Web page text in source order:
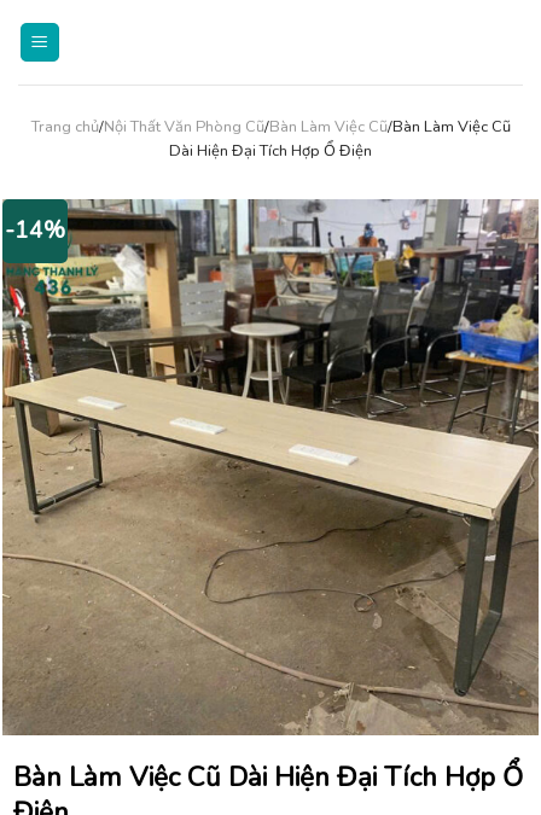
Trang chủ/Nội Thất Văn Phòng Cũ/Bàn Làm Việc Cũ/Bàn Làm Việc Cũ
Dài Hiện Đại Tích Hợp Ổ Điện
-14%
Bàn Làm Việc Cũ Dài Hiện Đại Tích Hợp Ổ